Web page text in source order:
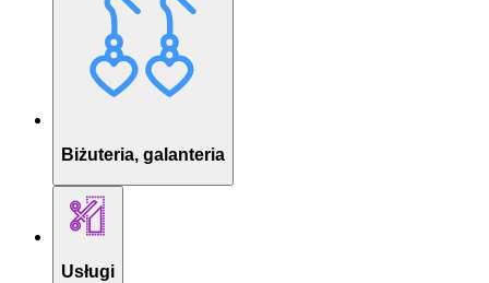
Biżuteria, galanteria
Usługi